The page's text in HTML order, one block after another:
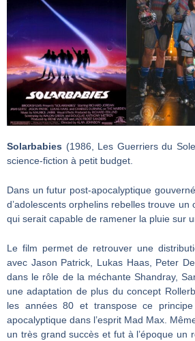
Solarbabies (1986, Les Guerriers du
science-fiction à petit budget.
Dans un futur post-apocalyptique
d’adolescents orphelins rebelles trouve un
qui serait capable de ramener la pluie sur
Le film permet de retrouver une
avec Jason Patrick, Lukas Haas, Peter
dans le rôle de la méchante Shandray,
une adaptation de plus du concept
les années 80 et transpose ce
apocalyptique dans l’esprit Mad Max.
un très grand succès et fut à l’époque un